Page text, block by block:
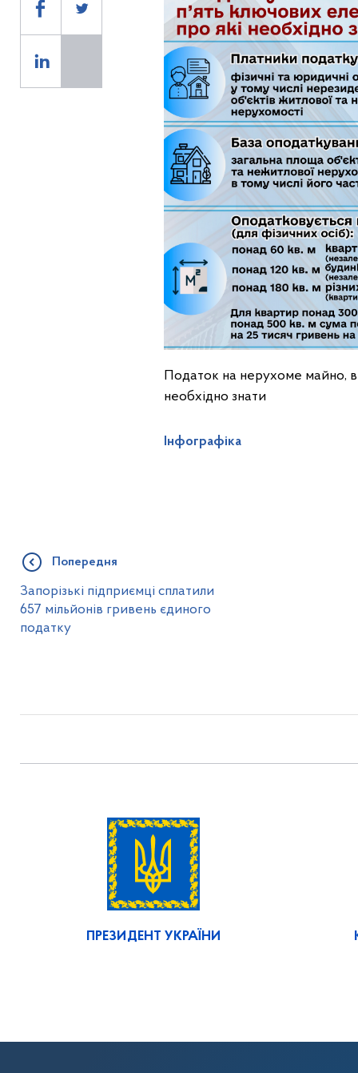
Податок на нерухоме майно,
необхідно знати
Інфографіка
Попередня
Запорізькі підприємці сплатили
657 мільйонів гривень єдиного
податку
ПРЕЗИДЕНТ УКРАЇНИ